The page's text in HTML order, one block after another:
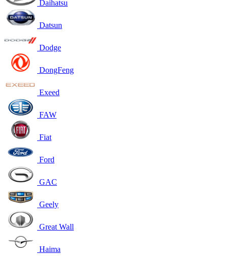
Daihatsu
Datsun
Dodge
DongFeng
Exeed
FAW
Fiat
Ford
GAC
Geely
Great Wall
Haima